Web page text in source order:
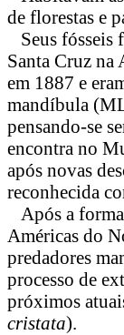
de florestas e
Seus fósseis
Santa Cruz
em 1887 e
mandíbula
pensando-se
encontra no
após novas
reconhecida
Após a
Américas do
predadores
processo de
próximos
cristata).